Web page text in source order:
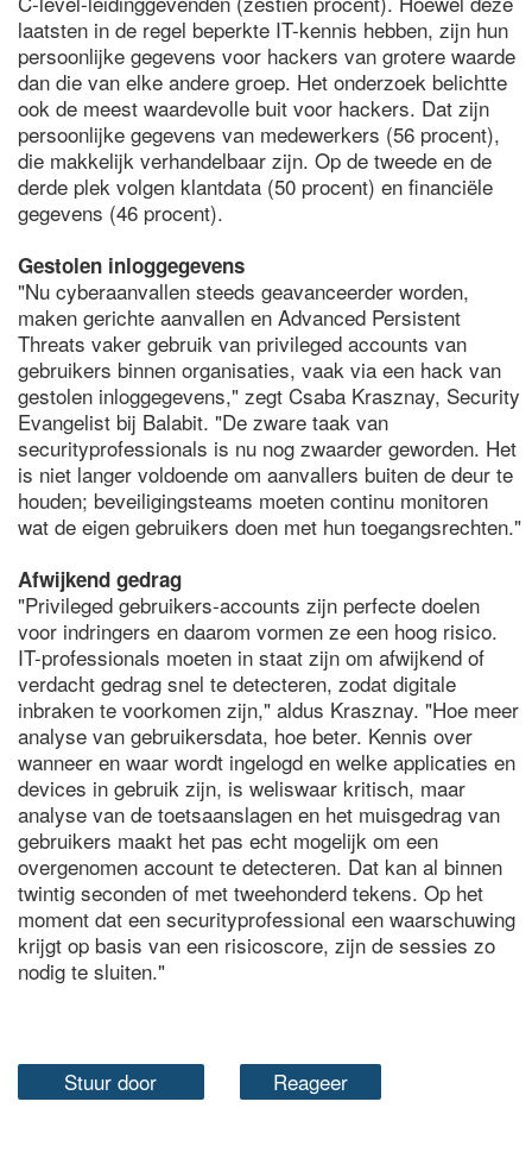
laatsten in de regel beperkte IT-kennis hebben, zijn hun
persoonlijke gegevens voor hackers van grotere waarde
dan die van elke andere groep. Het onderzoek belichtte
ook de meest waardevolle buit voor hackers. Dat zijn
persoonlijke gegevens van medewerkers (56 procent),
die makkelijk verhandelbaar zijn. Op de tweede en de
derde plek volgen klantdata (50 procent) en financiële
gegevens (46 procent).
Gestolen inloggegevens
"Nu cyberaanvallen steeds geavanceerder worden,
maken gerichte aanvallen en Advanced Persistent
Threats vaker gebruik van privileged accounts van
gebruikers binnen organisaties, vaak via een hack van
gestolen inloggegevens," zegt Csaba Krasznay, Security
Evangelist bij Balabit. "De zware taak van
securityprofessionals is nu nog zwaarder geworden. Het
is niet langer voldoende om aanvallers buiten de deur te
houden; beveiligingsteams moeten continu monitoren
wat de eigen gebruikers doen met hun toegangsrechten."
Afwijkend gedrag
"Privileged gebruikers-accounts zijn perfecte doelen
voor indringers en daarom vormen ze een hoog risico.
IT-professionals moeten in staat zijn om afwijkend of
verdacht gedrag snel te detecteren, zodat digitale
inbraken te voorkomen zijn," aldus Krasznay. "Hoe meer
analyse van gebruikersdata, hoe beter. Kennis over
wanneer en waar wordt ingelogd en welke applicaties en
devices in gebruik zijn, is weliswaar kritisch, maar
analyse van de toetsaanslagen en het muisgedrag van
gebruikers maakt het pas echt mogelijk om een
overgenomen account te detecteren. Dat kan al binnen
twintig seconden of met tweehonderd tekens. Op het
moment dat een securityprofessional een waarschuwing
krijgt op basis van een risicoscore, zijn de sessies zo
nodig te sluiten."
Stuur door Reageer